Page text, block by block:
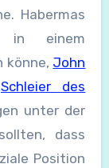
Habermas
in einem
könne, John
des
unter der
dass
Position